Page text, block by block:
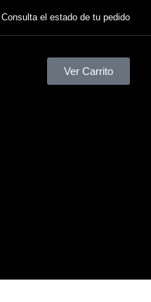
Consulta el estado de tu pedido
Ver Carrito